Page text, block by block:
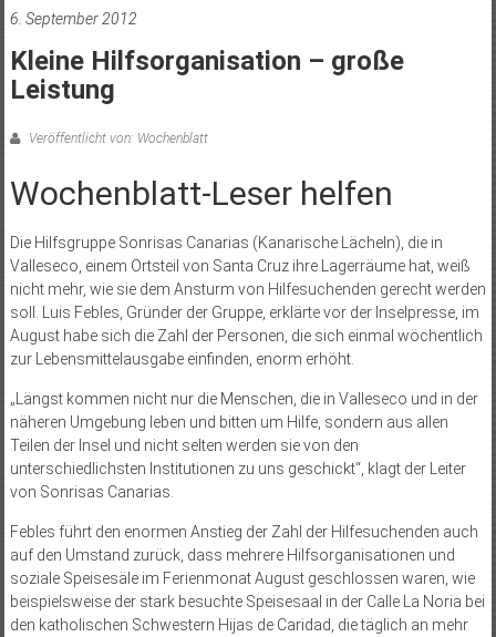
6. September 2012
Kleine Hilfsorganisation – große
Leistung
Veröffentlicht von: Wochenblatt
Wochenblatt-Leser helfen
Die Hilfsgruppe Sonrisas Canarias (Kanarische Lächeln), die in
Valleseco, einem Ortsteil von Santa Cruz ihre Lagerräume hat, weiß
nicht mehr, wie sie dem Ansturm von Hilfesuchenden gerecht werden
soll. Luis Febles, Gründer der Gruppe, erklärte vor der Inselpresse, im
August habe sich die Zahl der Personen, die sich einmal wöchentlich
zur Lebensmittelausgabe einfinden, enorm erhöht.
„Längst kommen nicht nur die Menschen, die in Valleseco und in der
näheren Umgebung leben und bitten um Hilfe, sondern aus allen
Teilen der Insel und nicht selten werden sie von den
unterschiedlichsten Institutionen zu uns geschickt“, klagt der Leiter
von Sonrisas Canarias.
Febles führt den enormen Anstieg der Zahl der Hilfesuchenden auch
auf den Umstand zurück, dass mehrere Hilfsorganisationen und
soziale Speisesäle im Ferienmonat August geschlossen waren, wie
beispielsweise der stark besuchte Speisesaal in der Calle La Noria bei
den katholischen Schwestern Hijas de Caridad, die täglich an mehr